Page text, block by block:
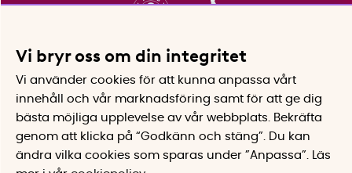
Vi bryr oss om din integritet
Vi använder cookies för att kunna anpassa vårt
innehåll och vår marknadsföring samt för att ge dig
bästa möjliga upplevelse av vår webbplats.
Bekräfta
genom att klicka på “Godkänn och stäng”. Du kan
ändra vilka cookies som sparas under ”Anpassa”.
Läs